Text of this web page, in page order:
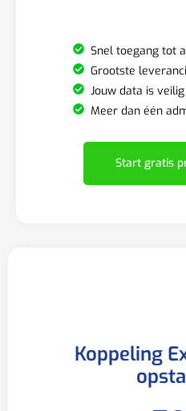
Snel toegang tot
Grootste
Jouw data is
Meer dan één
Start gratis
Koppeling